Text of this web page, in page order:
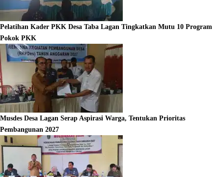
Pelatihan Kader PKK Desa Taba Lagan Tingkatkan Mutu 10 Program
Pokok PKK
Musdes Desa Lagan Serap Aspirasi Warga, Tentukan Prioritas
Pembangunan 2027